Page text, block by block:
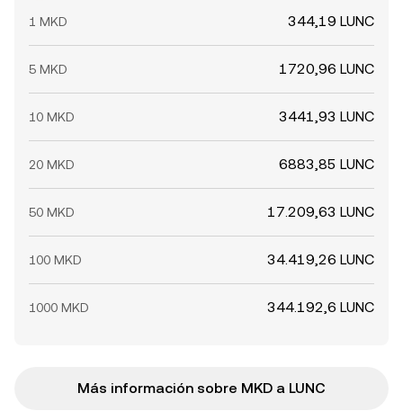
1 MKD 344,19 LUNC
5 MKD 1720,96 LUNC
10 MKD 3441,93 LUNC
20 MKD 6883,85 LUNC
50 MKD 17.209,63 LUNC
100 MKD 34.419,26 LUNC
1000 MKD 344.192,6 LUNC
Más información sobre MKD a LUNC